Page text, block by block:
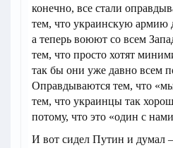
конечно, все стали
тем, что украинскую армию
а теперь воюют со всем
тем, что просто хотят
так бы они уже давно всем
Оправдываются тем, что
тем, что украинцы так
потому, что это «один с
И вот сидел Путин и думал